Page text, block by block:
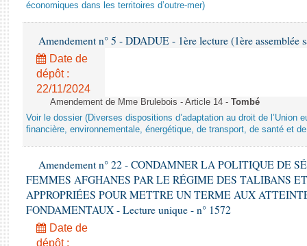
économiques dans les territoires d’outre-mer)
Amendement n° 5 - DDADUE - 1ère lecture (1ère assemblée
Date de
dépôt :
22/11/2024
Amendement de Mme Brulebois - Article 14 - Tombé
Voir le dossier (Diverses dispositions d’adaptation au droit de l’Union
financière, environnementale, énergétique, de transport, de santé et
Amendement n° 22 - CONDAMNER LA POLITIQUE DE
FEMMES AFGHANES PAR LE RÉGIME DES TALIBANS
APPROPRIÉES POUR METTRE UN TERME AUX
FONDAMENTAUX - Lecture unique - n° 1572
Date de
dépôt :